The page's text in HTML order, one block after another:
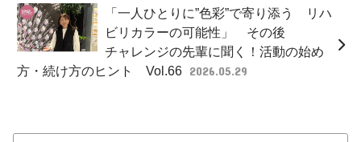
「一人ひとりに”色彩”で寄り添う リハ
ビリカラーの可能性」 その後
チャレンジの先輩に聞く！活動の始め
方・続け方のヒント Vol.66 2026.05.29